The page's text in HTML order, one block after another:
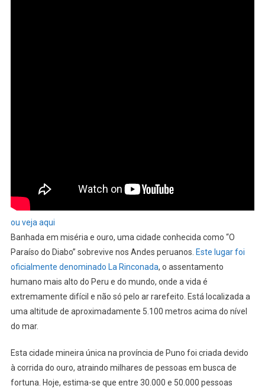
ou veja aqui
Banhada em miséria e ouro, uma cidade conhecida como “O
Paraíso do Diabo” sobrevive nos Andes peruanos. Este lugar foi
oficialmente denominado La Rinconada, o assentamento
humano mais alto do Peru e do mundo, onde a vida é
extremamente difícil e não só pelo ar rarefeito. Está localizada a
uma altitude de aproximadamente 5.100 metros acima do nível
do mar.
Esta cidade mineira única na província de Puno foi criada devido
à corrida do ouro, atraindo milhares de pessoas em busca de
fortuna. Hoje, estima-se que entre 30.000 e 50.000 pessoas